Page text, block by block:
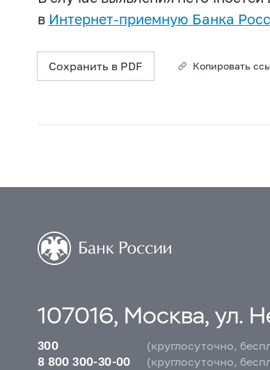
в Интернет-приемную Банка
Сохранить в PDF Копировать
107016, Москва, ул.
300
(круглосуточно,
8 800 300-30-00
(круглосуточно,